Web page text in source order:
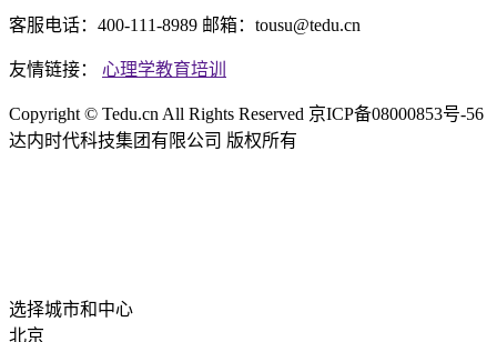
客服电话：400-111-8989 邮箱：tousu@tedu.cn
友情链接： 心理学教育培训
Copyright © Tedu.cn All Rights Reserved 京ICP备08000853号-56
达内时代科技集团有限公司 版权所有
选择城市和中心
北京